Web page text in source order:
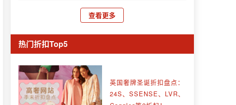
查看更多
热门折扣Top5
英国奢牌圣诞折扣盘点：
24S、SSENSE、LVR、